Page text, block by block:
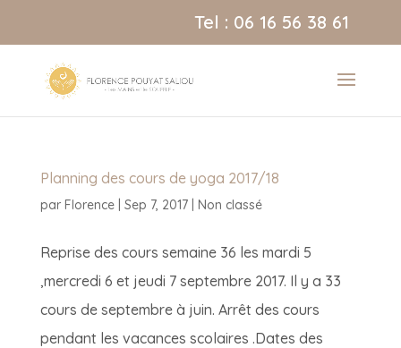
Tel : 06 16 56 38 61
Planning des cours de yoga 2017/18
par Florence| Sep 7, 2017| Non classé
Reprise des cours semaine 36 les mardi 5
,mercredi 6 et jeudi 7 septembre 2017. Il y a 33
cours de septembre à juin. Arrêt des cours
pendant les vacances scolaires .Dates des